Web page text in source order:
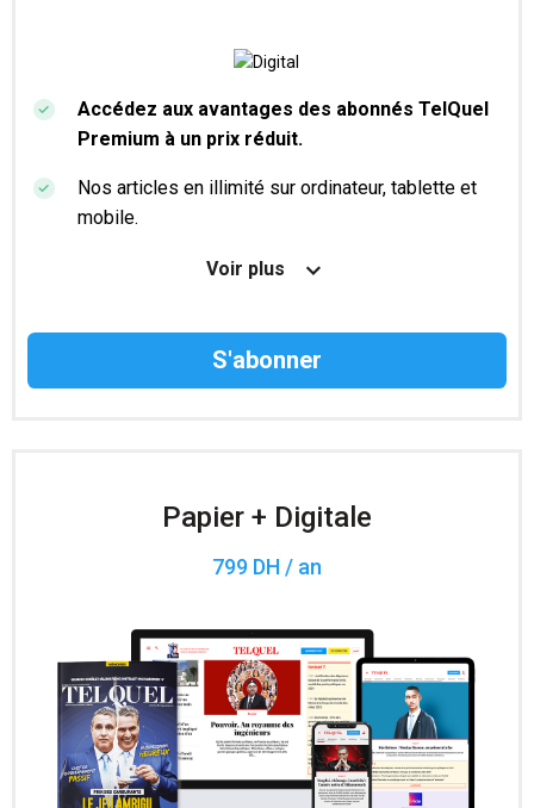
Accédez aux avantages des abonnés TelQuel
Premium à un prix réduit.
Nos articles en illimité sur ordinateur, tablette et
mobile.
Le magazine TelQuel en numérique avant la sortie
Des informations confidentielles résérvées aux
Voir plus
Papier + Digitale
799 DH / an